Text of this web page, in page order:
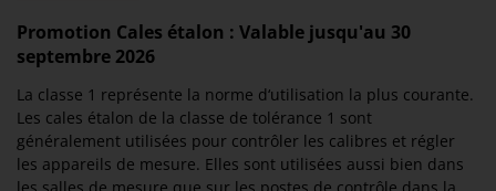
Promotion Cales étalon : Valable jusqu'au 30
septembre 2026
La classe 1 représente la norme d‘utilisation la plus courante.
Les cales étalon de la classe de tolérance 1 sont
généralement utilisées pour contrôler les calibres et régler
les appareils de mesure. Elles sont utilisées aussi bien dans